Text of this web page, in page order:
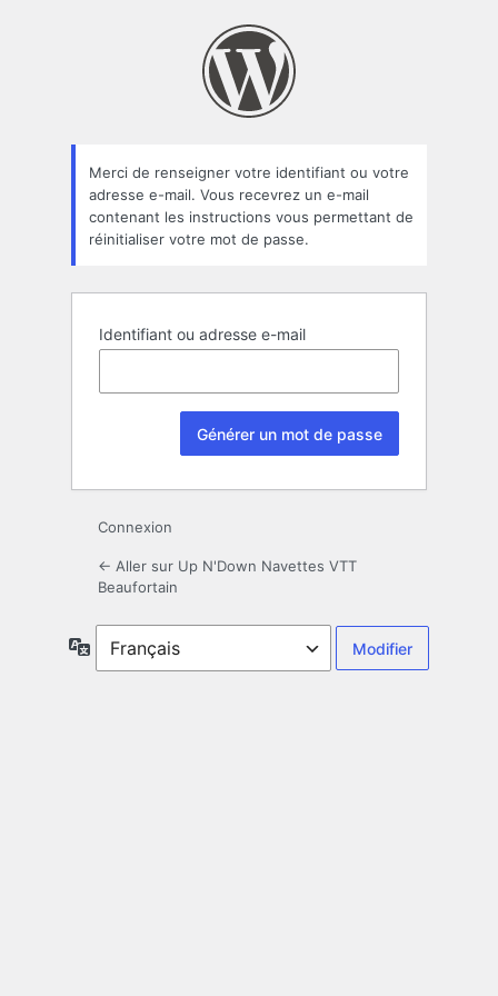
oublié
Merci de renseigner votre identifiant ou votre
adresse e-mail. Vous recevrez un e-mail
contenant les instructions vous permettant de
réinitialiser votre mot de passe.
Identifiant ou adresse e-mail
Connexion
← Aller sur Up N'Down Navettes VTT
Beaufortain
Langue